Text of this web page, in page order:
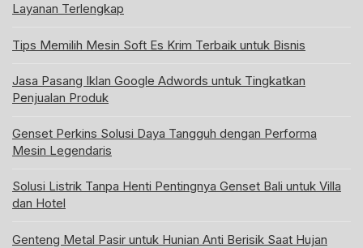
Layanan Terlengkap
Tips Memilih Mesin Soft Es Krim Terbaik untuk Bisnis
Jasa Pasang Iklan Google Adwords untuk Tingkatkan
Penjualan Produk
Genset Perkins Solusi Daya Tangguh dengan Performa
Mesin Legendaris
Solusi Listrik Tanpa Henti Pentingnya Genset Bali untuk Villa
dan Hotel
Genteng Metal Pasir untuk Hunian Anti Berisik Saat Hujan